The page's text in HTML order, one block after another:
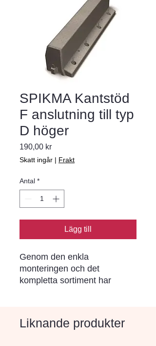
SPIKMA Kantstöd
F anslutning till typ
D höger
190,00 krPris
Skatt ingår | Frakt
Antal *
Lägg till
Genom den enkla
monteringen och det
kompletta sortiment har
rostskyddade stålspikar (ej i
Liknande produkter